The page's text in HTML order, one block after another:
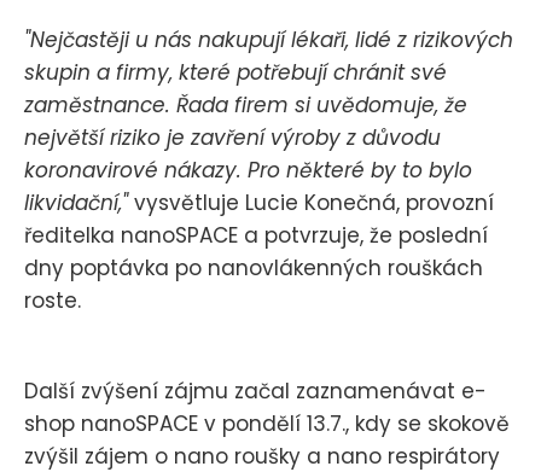
"Nejčastěji u nás nakupují lékaři, lidé z rizikových
skupin a firmy, které potřebují chránit své
zaměstnance. Řada firem si uvědomuje, že
největší riziko je zavření výroby z důvodu
koronavirové nákazy. Pro některé by to bylo
likvidační,"vysvětluje Lucie Konečná, provozní
ředitelka nanoSPACE a potvrzuje, že poslední
dny poptávka po nanovlákenných rouškách
roste.
Další zvýšení zájmu začal zaznamenávat e-
shop nanoSPACE v pondělí 13.7., kdy se skokově
zvýšil zájem o nano roušky a nano respirátory